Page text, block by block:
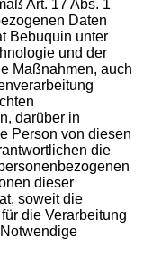
Art. 17 Abs. 1
Daten
Bebuquin unter
und der
Maßnahmen, auch
darüber in
Person von diesen
die
dieser
soweit die
die Verarbeitung